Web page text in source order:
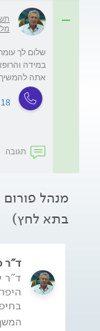
במידה
אתה להמשיך
תגובה
מנהל
בתא לחץ)
ד"ר
ד"ר